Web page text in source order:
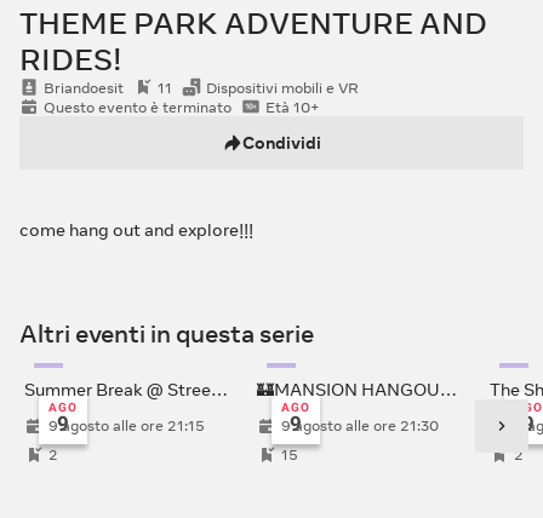
THEME PARK ADVENTURE AND
RIDES!
Briandoesit 11
Dispositivi mobili e VR
Questo evento è terminato
Età 10+
Condividi
come hang out and explore!!!
Altri eventi in questa serie
AGO
9
Summer Break @ Street Lyfe
9 agosto alle ore 21:15
2
AGO
9
🏰MANSION HANGOUT 🏰
9 agosto alle ore 21:30
15
AGO
9
The
9
2